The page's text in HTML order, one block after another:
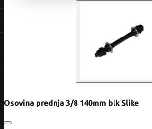
Osovina prednja 3/8 140mm blk Slike